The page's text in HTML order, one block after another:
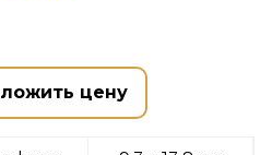
цену